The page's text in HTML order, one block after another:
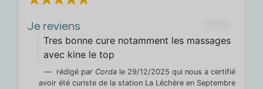
Je reviens
Tres bonne cure notamment les massages
avec kine le top
rédigé par Corda le 29/12/2025 qui nous a certifié
avoir été curiste de la station La Léchère en Septembre